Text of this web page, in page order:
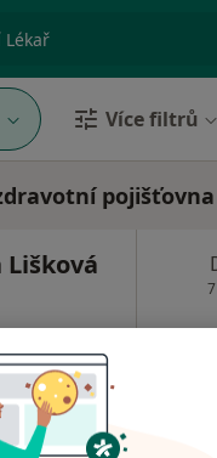
nemoc nebo
Více filtrů
pojišťovna